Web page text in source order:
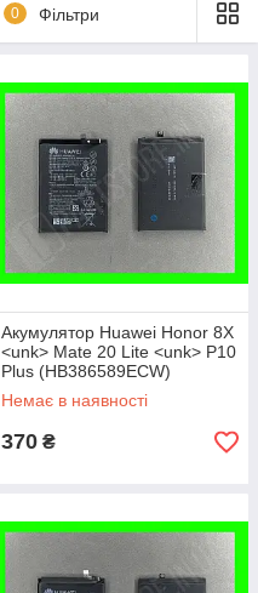
0 Фільтри
Акумулятор Huawei Honor 8X
<unk> Mate 20 Lite <unk> P10
Plus (HB386589ECW)
сервісний оригінал
Немає в наявності
370 ₴